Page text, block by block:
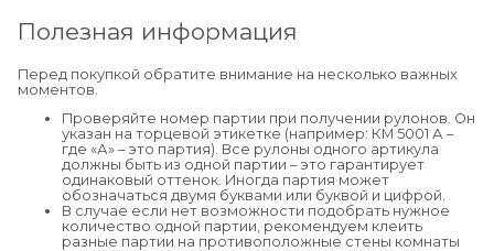
Полезная информация
Перед покупкой обратите внимание на несколько важных
моментов.
Проверяйте номер партии при получении рулонов. Он
указан на торцевой этикетке (например: КМ 5001 А –
где «А» – это партия). Все рулоны одного артикула
должны быть из одной партии – это гарантирует
одинаковый оттенок. Иногда партия может
обозначаться двумя буквами или буквой и цифрой.
В случае если нет возможности подобрать нужное
количество одной партии, рекомендуем клеить
разные партии на противоположные стены комнаты